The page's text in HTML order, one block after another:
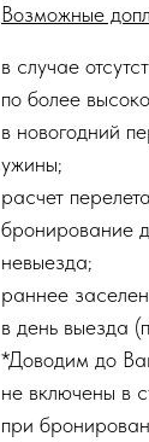
Возможные
в случае
по более
в новогодний
ужины;
расчет
бронирование
невыезда;
раннее
в день выезда
*Доводим до
не включены в
при